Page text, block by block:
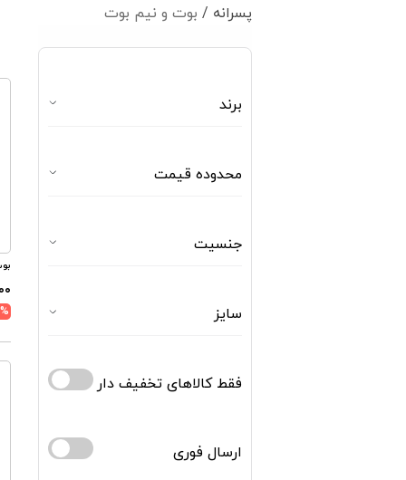
پسرانه / بوت و نیم بوت
برند
محدوده قیمت
جنسیت
سایز
فقط کالاهای تخفیف دار
ارسال فوری